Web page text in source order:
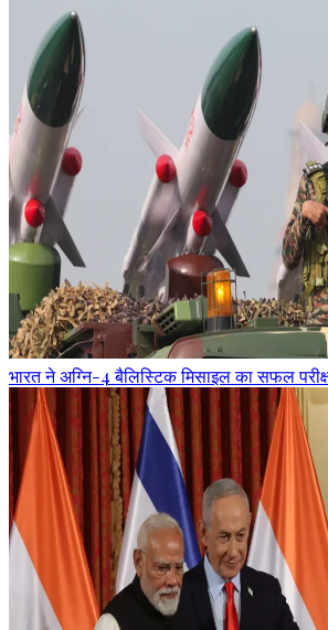
भारत ने अग्नि-4 बैलिस्टिक मिसाइल का सफल